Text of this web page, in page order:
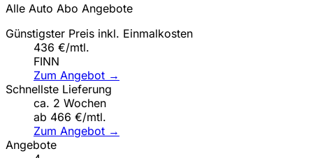
Alle Auto Abo Angebote
Günstigster Preis inkl. Einmalkosten
436 €/mtl.
FINN
Zum Angebot →
Schnellste Lieferung
ca. 2 Wochen
ab 466 €/mtl.
Zum Angebot →
Angebote